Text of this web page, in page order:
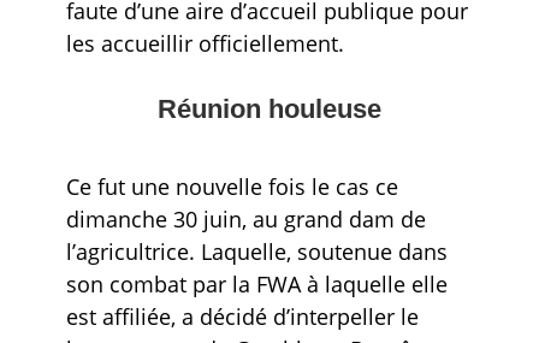
faute d’une aire d’accueil publique pour
les accueillir officiellement.
Réunion houleuse
Ce fut une nouvelle fois le cas ce
dimanche 30 juin, au grand dam de
l’agricultrice. Laquelle, soutenue dans
son combat par la FWA à laquelle elle
est affiliée, a décidé d’interpeller le